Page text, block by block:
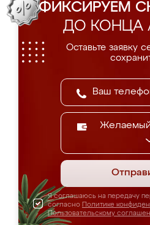
ФИКСИРУЕМ
ДО КОНЦА
Оставьте заявку
Я соглашаюсь на передачу
согласно Политике
Пользовательскому